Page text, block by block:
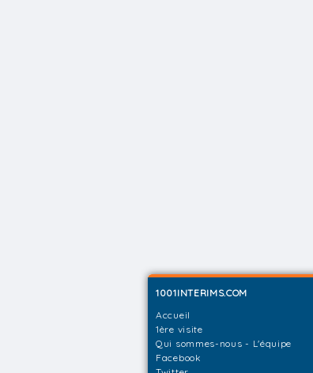
1001INTERIMS.COM
Accueil
1ère visite
Qui sommes-nous - L'équipe
Facebook